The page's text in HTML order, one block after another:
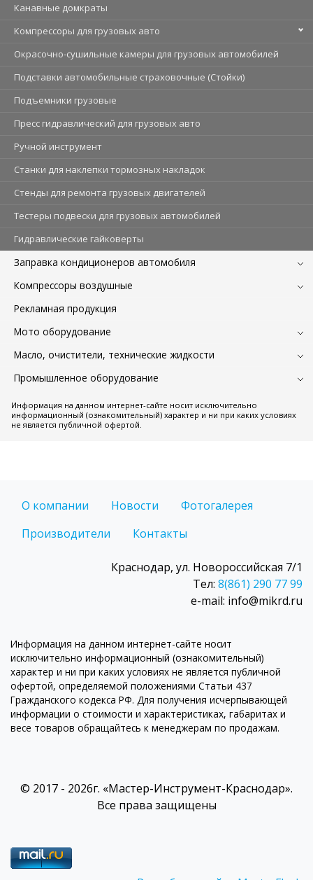
Канавные домкраты
Компрессоры для грузовых авто
Окрасочно-сушильные камеры для грузовых автомобилей
Подставки автомобильные страховочные (Стойки)
Подъемники грузовые
Пресс гидравлический для грузовых авто
Ручной инструмент
Станки для наклепки тормозных накладок
Стенды для ремонта грузовых двигателей
Тестеры подвески для грузовых автомобилей
Гидравлические гайковерты
Заправка кондиционеров автомобиля
Компрессоры воздушные
Рекламная продукция
Мото оборудование
Масло, очистители, технические жидкости
Промышленное оборудование
Информация на данном интернет-сайте носит исключительно
информационный (ознакомительный) характер и ни при каких условиях
не является публичной офертой.
О компании Новости
Фотогалерея
Производители
Контакты
Краснодар, ул. Новороссийская 7/1
Тел: 8(861) 290 77 99
e-mail: info@mikrd.ru
Информация на данном интернет-сайте носит
исключительно информационный (ознакомительный)
характер и ни при каких условиях не является публичной
офертой, определяемой положениями Статьи 437
Гражданского кодекса РФ. Для получения исчерпывающей
информации о стоимости и характеристиках, габаритах и
весе товаров обращайтесь к менеджерам по продажам.
© 2017 - 2026г. «Мастер-Инструмент-Краснодар».
Все права защищены